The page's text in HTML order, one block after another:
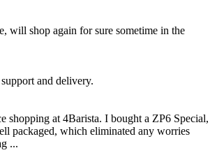
will shop again for sure sometime in the
and delivery.
shopping at 4Barista. I bought a ZP6 Special,
packaged, which eliminated any worries
...